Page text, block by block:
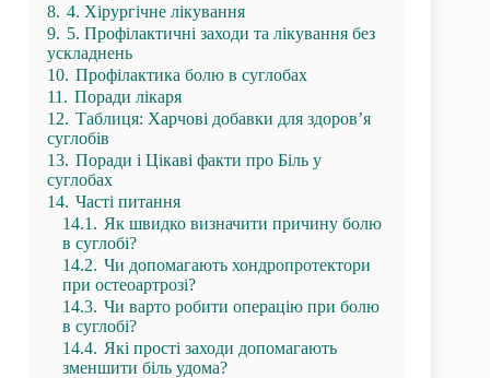
8. 4. Хірургічне лікування
9. 5. Профілактичні заходи та лікування без
ускладнень
10. Профілактика болю в суглобах
11. Поради лікаря
12. Таблиця: Харчові добавки для здоров’я
суглобів
13. Поради і Цікаві факти про Біль у
суглобах
14. Часті питання
14.1. Як швидко визначити причину болю
в суглобі?
14.2. Чи допомагають хондропротектори
при остеоартрозі?
14.3. Чи варто робити операцію при болю
в суглобі?
14.4. Які прості заходи допомагають
зменшити біль удома?